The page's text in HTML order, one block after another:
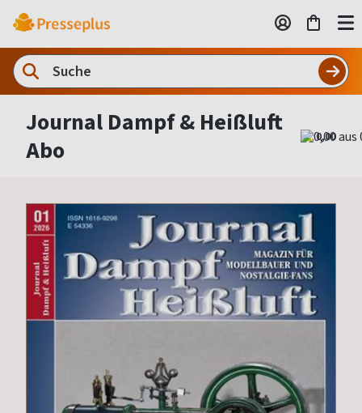
Journal Dampf & Heißluft
Abo
0,00